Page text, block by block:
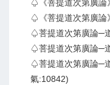
♤《菩提道次第廣論
♤《菩提道次第廣論
♤菩提道次第廣論─
♤菩提道次第廣論─
♤菩提道次第廣論─
氣:10842)